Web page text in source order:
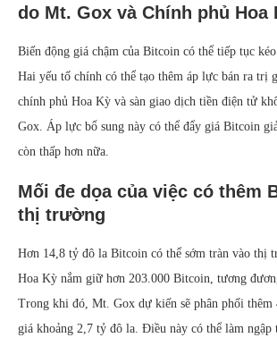
do Mt. Gox và Chính phủ Hoa
Biến động giá chậm của Bitcoin có thể tiếp tục
Hai yếu tố chính có thể tạo thêm áp lực bán ra trị
chính phủ Hoa Kỳ và sàn giao dịch tiền điện tử
Gox. Áp lực bổ sung này có thể đẩy giá Bitcoin
còn thấp hơn nữa.
Mối đe dọa của việc có thêm
thị trường
Hơn 14,8 tỷ đô la Bitcoin có thể sớm tràn vào thị
Hoa Kỳ nắm giữ hơn 203.000 Bitcoin, tương
Trong khi đó, Mt. Gox dự kiến sẽ phân phối
giá khoảng 2,7 tỷ đô la. Điều này có thể làm ngập